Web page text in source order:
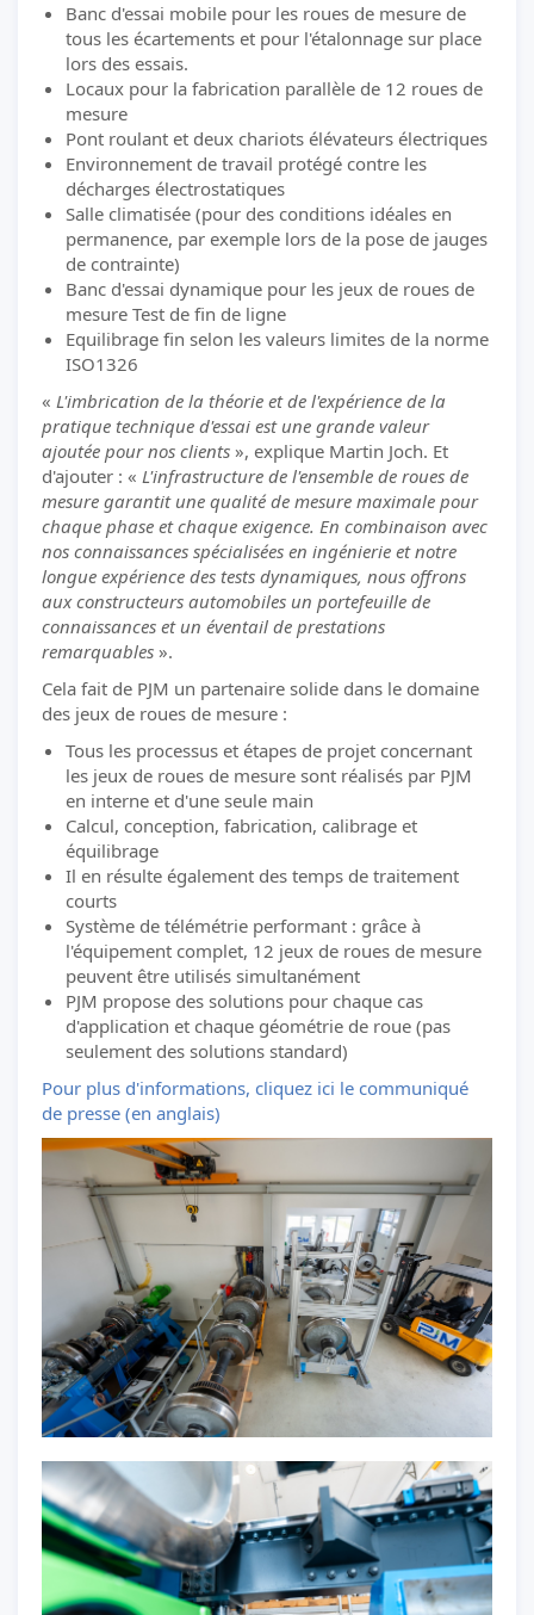
Banc d'essai mobile pour les roues de mesure de
tous les écartements et pour l'étalonnage sur place
lors des essais.
Locaux pour la fabrication parallèle de 12 roues de
mesure
Pont roulant et deux chariots élévateurs électriques
Environnement de travail protégé contre les
décharges électrostatiques
Salle climatisée (pour des conditions idéales en
permanence, par exemple lors de la pose de jauges
de contrainte)
Banc d'essai dynamique pour les jeux de roues de
mesure Test de fin de ligne
Equilibrage fin selon les valeurs limites de la norme
ISO1326
« L'imbrication de la théorie et de l'expérience de la
pratique technique d'essai est une grande valeur
ajoutée pour nos clients », explique Martin Joch. Et
d'ajouter : « L'infrastructure de l'ensemble de roues de
mesure garantit une qualité de mesure maximale pour
chaque phase et chaque exigence. En combinaison avec
nos connaissances spécialisées en ingénierie et notre
longue expérience des tests dynamiques, nous offrons
aux constructeurs automobiles un portefeuille de
connaissances et un éventail de prestations
remarquables ».
Cela fait de PJM un partenaire solide dans le domaine
des jeux de roues de mesure :
Tous les processus et étapes de projet concernant
les jeux de roues de mesure sont réalisés par PJM
en interne et d'une seule main
Calcul, conception, fabrication, calibrage et
équilibrage
Il en résulte également des temps de traitement
courts
Système de télémétrie performant : grâce à
l'équipement complet, 12 jeux de roues de mesure
peuvent être utilisés simultanément
PJM propose des solutions pour chaque cas
d'application et chaque géométrie de roue (pas
seulement des solutions standard)
Pour plus d'informations, cliquez ici le communiqué
de presse (en anglais)